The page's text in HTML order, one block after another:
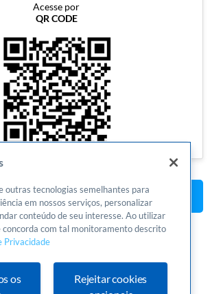
Acesse por
QR CODE
para programas
outras tecnologias semelhantes para
em nossos serviços, personalizar
conteúdo de seu interesse. Ao utilizar
concorda com tal monitoramento descrito
Privacidade
os
Rejeitar cookies